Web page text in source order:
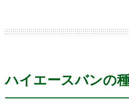
ハイエースバンの